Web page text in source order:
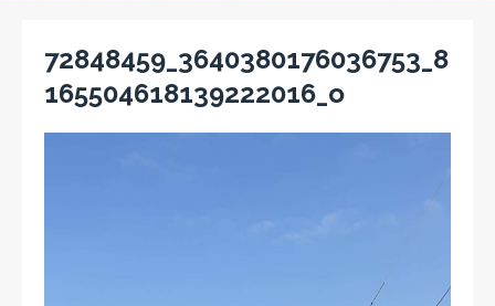
72848459_3640380176036753_8
165504618139222016_o